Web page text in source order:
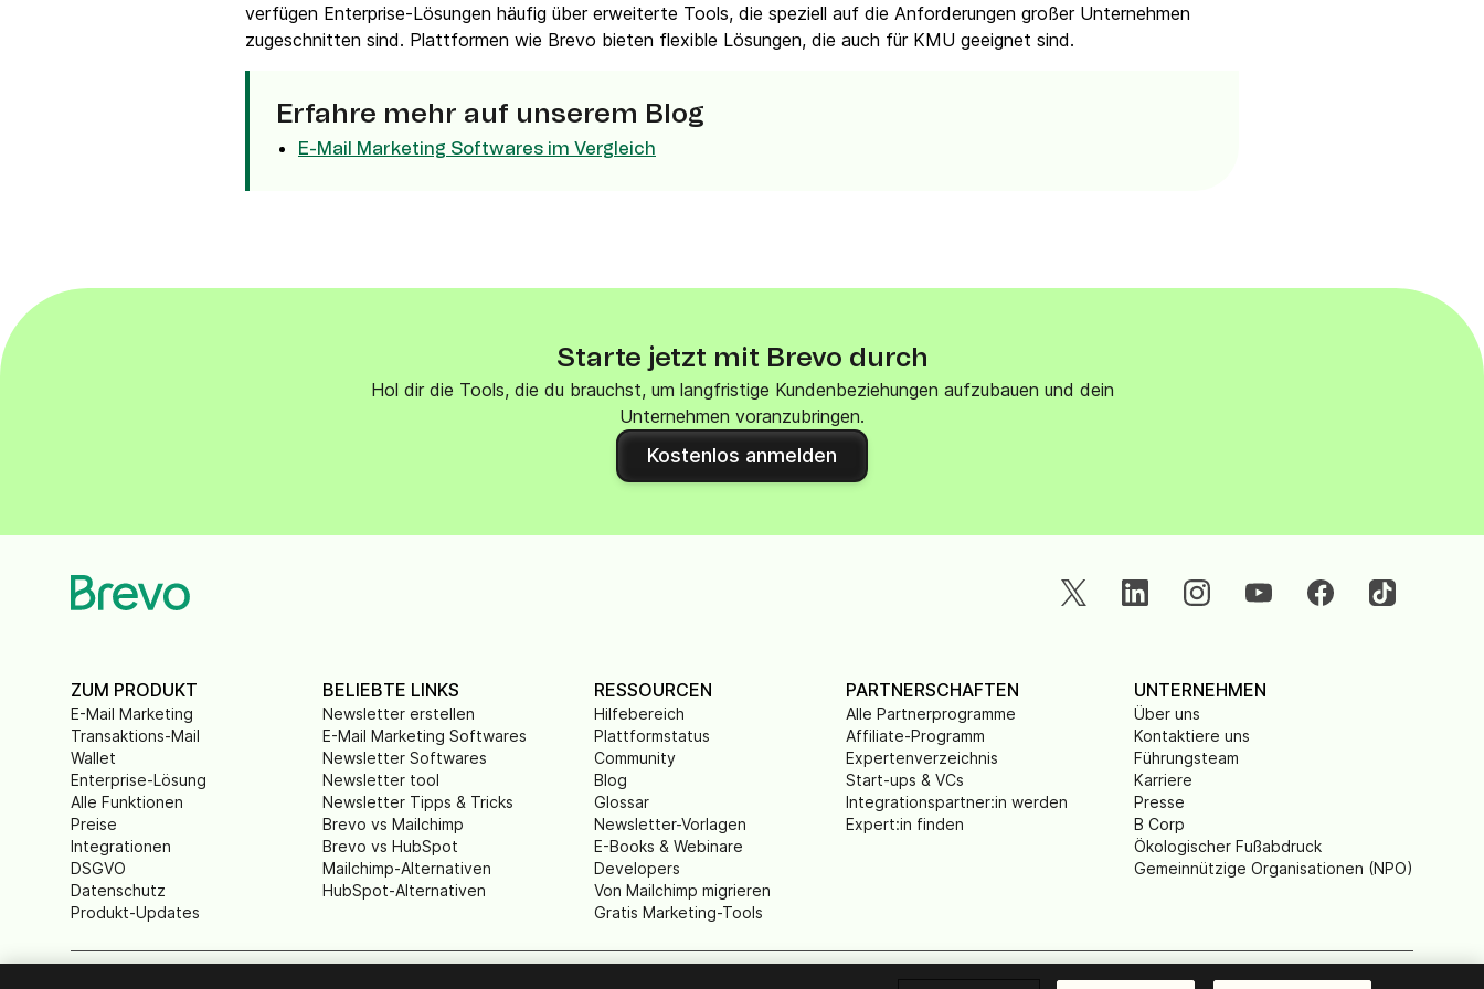
Integrationen
Verbinde Brevo mit 150+ digitalen Tools wie
Shopify, WordPress, Stripe, Zapier und mehr.
VoIP Phone
verfügen Enterprise-Lösungen häufig über erweiterte Tools, die speziell auf die Anforderungen großer Unternehmen
zugeschnitten sind. Plattformen wie Brevo bieten flexible Lösungen, die auch für KMU geeignet sind.
Erfahre mehr auf unserem Blog
E-Mail Marketing Softwares im Vergleich
Starte jetzt mit Brevo durch
Hol dir die Tools, die du brauchst, um langfristige Kundenbeziehungen aufzubauen und dein
Unternehmen voranzubringen.
Kostenlos anmelden
ZUM PRODUKT
E-Mail Marketing
Transaktions-Mail
Wallet
Enterprise-Lösung
Alle Funktionen
Preise
Integrationen
DSGVO
Datenschutz
Produkt-Updates
BELIEBTE LINKS
Newsletter erstellen
E-Mail Marketing Softwares
Newsletter Softwares
Newsletter tool
Newsletter Tipps & Tricks
Brevo vs Mailchimp
Brevo vs HubSpot
Mailchimp-Alternativen
HubSpot-Alternativen
RESSOURCEN
Hilfebereich
Plattformstatus
Community
Blog
Glossar
Newsletter-Vorlagen
E-Books & Webinare
Developers
Von Mailchimp migrieren
Gratis Marketing-Tools
PARTNERSCHAFTEN
Alle Partnerprogramme
Affiliate-Programm
Expertenverzeichnis
Start-ups & VCs
Integrationspartner:in werden
Expert:in finden
UNTERNEHMEN
Über uns
Kontaktiere uns
Führungsteam
Karriere
Presse
B Corp
Ökologischer Fußabdruck
Gemeinnützige Organisationen (NPO)